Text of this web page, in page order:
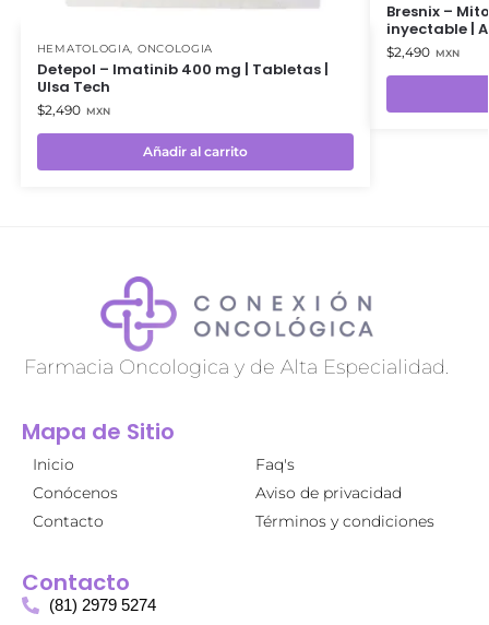
HEMATOLOGIA, ONCOLOGIA
Detepol – Imatinib 400 mg | Tabletas |
Ulsa Tech
$2,490 MXN
Añadir al carrito
Bresnix –
inyectable |
$2,490 MXN
Farmacia Oncologica y de Alta Especialidad.
Mapa de Sitio
Inicio
Conócenos
Contacto
Faq's
Aviso de privacidad
Términos y condiciones
Contacto
(81) 2979 5274